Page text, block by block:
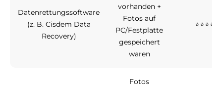
Datenrettungssoftware
(z. B. Cisdem Data
Recovery)
vorhanden +
Fotos auf
PC/Festplatte
gespeichert
waren
⭐⭐⭐⭐
Fotos